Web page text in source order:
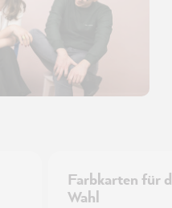
Farbkarten für
Wahl